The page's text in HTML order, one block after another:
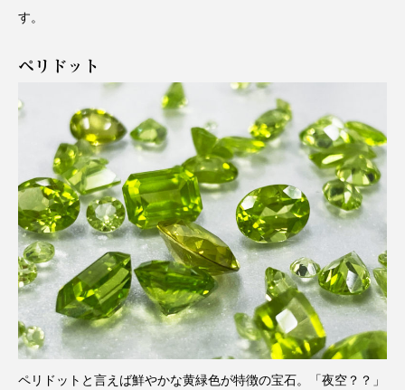
す。
ペリドット
ペリドットと言えば鮮やかな黄緑色が特徴の宝石。「夜空？？」